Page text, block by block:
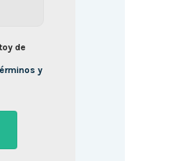
de
y